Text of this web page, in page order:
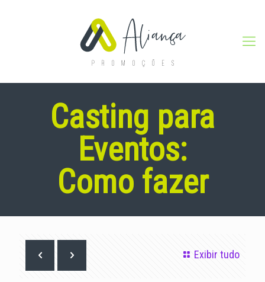
Casting para
Eventos:
Como fazer
Exibir tudo